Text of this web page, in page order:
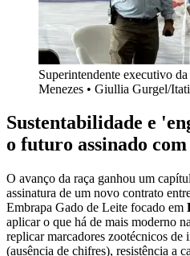
Superintendente executivo
Menezes • Giullia Gurgel/
Sustentabilidade e
o futuro assinado
O avanço da raça ganhou um
assinatura de um novo contrato
Embrapa Gado de Leite focado em
aplicar o que há de mais moderno
replicar marcadores zootécnicos de
(ausência de chifres), resistência a